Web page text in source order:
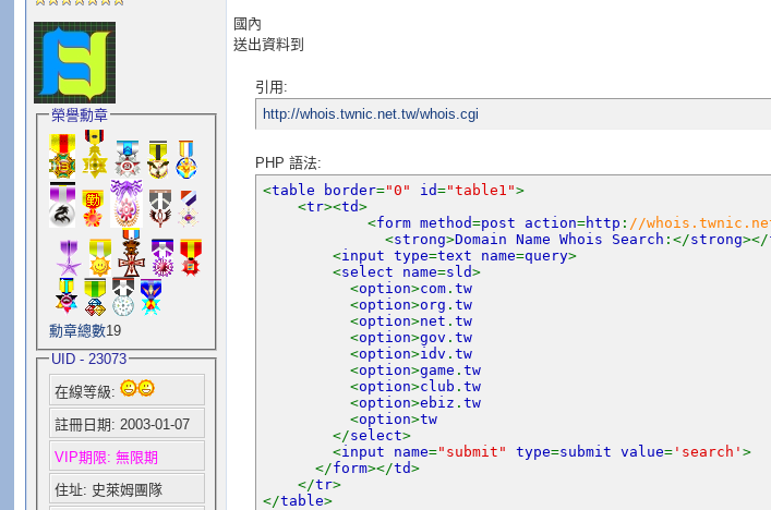
榮譽勳章
勳章總數19
UID - 23073
在線等級:
註冊日期: 2003-01-07
VIP期限: 無限期
住址: 史萊姆團隊
國內
送出資料到
引用:
http://whois.twnic.net.tw/whois.cgi
PHP 語法:
<table border="0" id="table1">
<tr><td>
<form method=post action=http : //
<strong>Domain Name Whois Search :</strong></
<input type=text name=query>
<select name=sld>
<option>com .tw
<option>org .tw
<option>net .tw
<option>gov .tw
<option>idv .tw
<option>game .tw
<option>club .tw
<option>ebiz .tw
<option>tw
</select>
<input name="submit"type=submit value= 'search'>
</form></td>
</tr>
</table>